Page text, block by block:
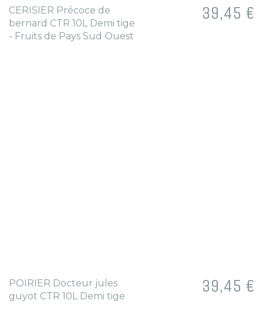
CERISIER Précoce de
bernard CTR 10L Demi tige
- Fruits de Pays Sud Ouest
Prix
39,45 €
POIRIER Docteur jules
guyot CTR 10L Demi tige
Prix
39,45 €